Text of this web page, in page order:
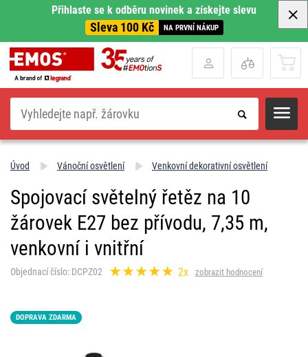
Přihlaste se k odběru novinek a získejte slevu
Sleva 100 Kč NA PRVNÍ NÁKUP
Hledat
Úvod Vánoční osvětlení Venkovní dekorativní osvětlení
Spojovací světelný řetěz na 10
žárovek E27 bez přívodu, 7,35 m,
venkovní i vnitřní
Objednací číslo: DCPZ02 2x zobrazit hodnocení
DOPRAVA ZDARMA